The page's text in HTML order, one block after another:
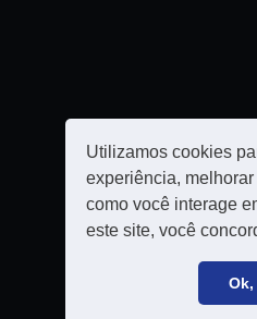
Utilizamos cookies
experiência,
como você interage
este site, você
Política de